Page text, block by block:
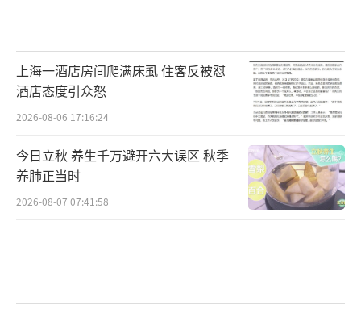
本周中后期，东北、华北一带的气温会逐步回
升至较常年同期相近或偏高的水平，例如石家
庄10日前最高气温多在30℃以下，随后气温上
0℃上下，12日至13日升至28至29℃，公众请
根据气温变化适时调整着装。
（责任编辑：1383）
上海一酒店房间爬满床虱 住客反被怼
酒店态度引众怒
2026-08-06 17:16:24
今日立秋 养生千万避开六大误区 秋季
养肺正当时
2026-08-07 07:41:58